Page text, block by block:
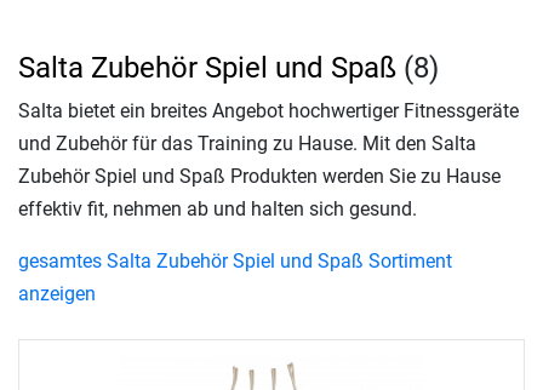
Salta Zubehör Spiel und Spaß (8)
Salta bietet ein breites Angebot hochwertiger Fitnessgeräte
und Zubehör für das Training zu Hause. Mit den Salta
Zubehör Spiel und Spaß Produkten werden Sie zu Hause
effektiv fit, nehmen ab und halten sich gesund.
gesamtes Salta Zubehör Spiel und Spaß Sortiment
anzeigen